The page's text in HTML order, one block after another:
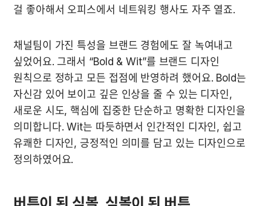
걸 좋아해서 오피스에서 네트워킹 행사도 자주 열죠.
채널팀이 가진 특성을 브랜드 경험에도 잘 녹여내고
싶었어요. 그래서 “Bold & Wit”를 브랜드 디자인
원칙으로 정하고 모든 접점에 반영하려 했어요. Bold는
자신감 있어 보이고 깊은 인상을 줄 수 있는 디자인,
새로운 시도, 핵심에 집중한 단순하고 명확한 디자인을
의미합니다. Wit는 따듯하면서 인간적인 디자인, 쉽고
유쾌한 디자인, 긍정적인 의미를 담고 있는 디자인으로
정의하였어요.